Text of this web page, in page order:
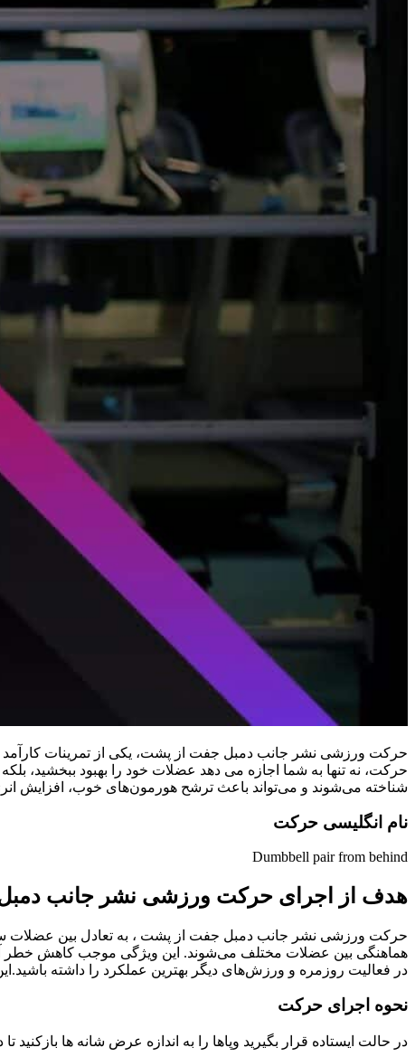
حرکت ورزشی نشر جانب دمبل جفت از پشت، یکی از تمرینات کارآمد
حرکت، نه تنها به شما اجازه می ‌دهد عضلات خود را بهبود ببخشید،
شناخته می‌شوند و می‌تواند باعث ترشح هورمون‌های خوب، افزایش
نام انگلیسی حرکت
Dumbbell pair from behind
هدف از اجرای حرکت ورزشی نشر جانب
حرکت ورزشی نشر جانب دمبل جفت از پشت ، به تعادل بین عضلات
هماهنگی بین عضلات مختلف می‌شوند. این ویژگی موجب کاهش خطر
در فعالیت‌ روزمره و ورزش‌های دیگر بهترین عملکرد را داشته
نحوه اجرای حرکت
در حالت ایستاده قرار بگیرید وپاها را به اندازه عرض شانه ها بازکنید